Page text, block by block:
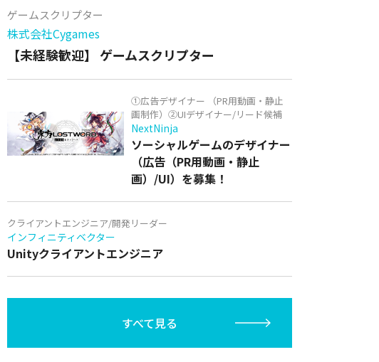
ゲームスクリプター
株式会社Cygames
【未経験歓迎】 ゲームスクリプター
①広告デザイナー （PR用動画・静止
画制作）②UIデザイナー/リード候補
NextNinja
ソーシャルゲームのデザイナー
（広告（PR用動画・静止
画）/UI）を募集！
クライアントエンジニア/開発リーダー
インフィニティベクター
Unityクライアントエンジニア
すべて見る